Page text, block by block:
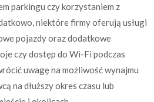
parkingu czy korzystaniem z
niektóre firmy oferują usługi
pojazdy oraz dodatkowe
czy dostęp do Wi-Fi podczas
uwagę na możliwość wynajmu
na dłuższy okres czasu lub